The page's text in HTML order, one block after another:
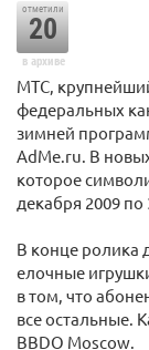
отметили
20
в архиве
МТС,
федеральных
зимней
AdMe.ru. В
которое
декабря 2009
В конце ролика
елочные
в том, что
все остальные.
BBDO Moscow.